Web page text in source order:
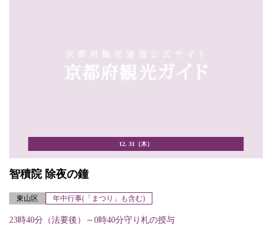
12. 31（木）
智積院 除夜の鐘
東山区 年中行事(「まつり」も含む)
23時40分（法要後）～0時40分守り札の授与